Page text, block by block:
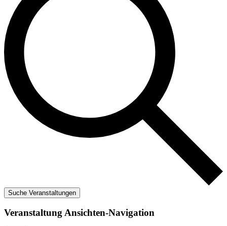
Suche Veranstaltungen
Veranstaltung Ansichten-Navigation